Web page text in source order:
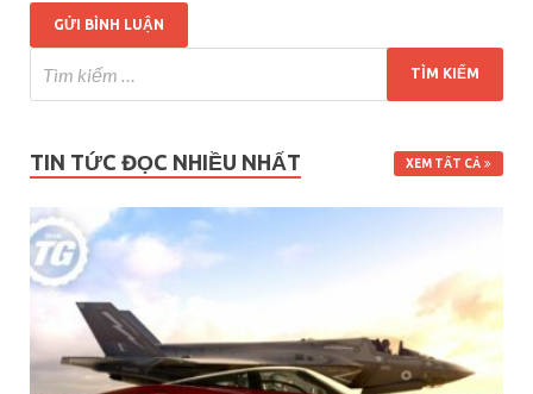
TIN TỨC ĐỌC NHIỀU NHẤT XEM TẤT CẢ